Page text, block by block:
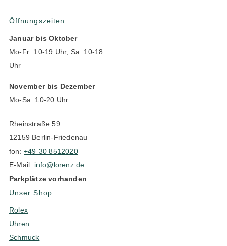
Öffnungszeiten
Januar bis Oktober
Mo-Fr: 10-19 Uhr, Sa: 10-18
Uhr
November bis Dezember
Mo-Sa: 10-20 Uhr
Rheinstraße 59
12159 Berlin-Friedenau
fon: +49 30 8512020
E-Mail: info@lorenz.de
Parkplätze vorhanden
Unser Shop
Rolex
Uhren
Schmuck